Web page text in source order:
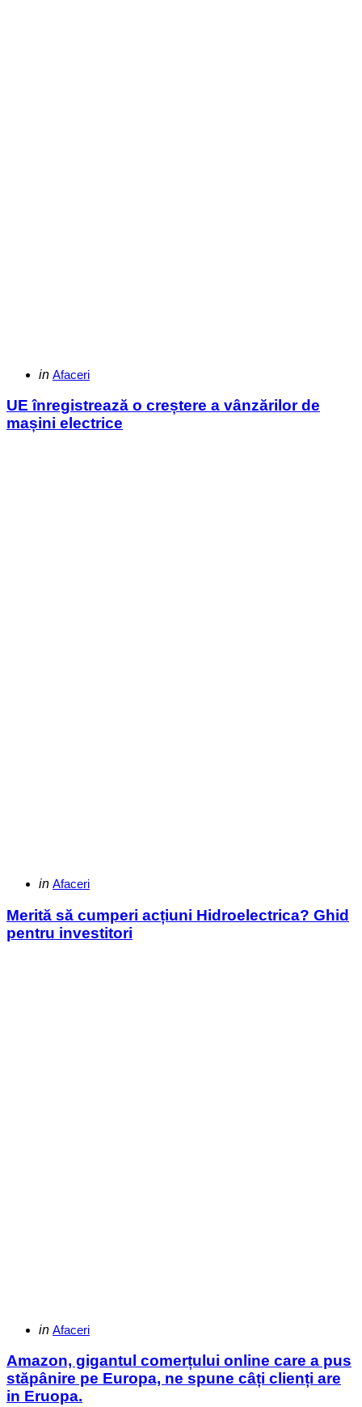
Categories
Posted
in Afaceri
UE înregistrează o creștere a vânzărilor de
mașini electrice
Categories
Posted
in Afaceri
Merită să cumperi acțiuni Hidroelectrica? Ghid
pentru investitori
Categories
Posted
in Afaceri
Amazon, gigantul comerțului online care a pus
stăpânire pe Europa, ne spune câți clienți are
in Eruopa.